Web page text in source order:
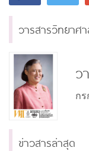
วารสารวิทยาศ
ว
ก
ข่าวสารล่าสุด